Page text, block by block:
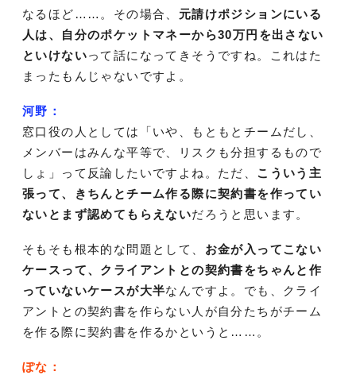
なるほど……。その場合、 元請けポジションにいる
人は、自分のポケットマネーから30万円を出さない
といけないって話になってきそうですね。これはた
まったもんじゃないですよ。
河野：
窓口役の人としては「いや、もともとチームだし、
メンバーはみんな平等で、リスクも分担するもので
しょ」って反論したいですよね。ただ、 こういう主
張って、きちんとチーム作る際に契約書を作ってい
ないとまず認めてもらえないだろうと思います。
そもそも根本的な問題として、 お金が入ってこない
ケースって、クライアントとの契約書をちゃんと作
っていないケースが大半なんですよ。でも、クライ
アントとの契約書を作らない人が自分たちがチーム
を作る際に契約書を作るかというと……。
ぽな：